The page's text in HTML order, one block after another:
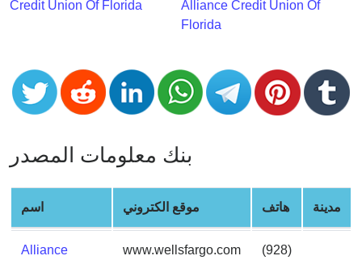
Generator
Credit
Card
Credit
Generator
Random
Credit
Credit Union Of Florida
Alliance Credit Union Of
Florida
بنك معلومات المصدر
اسم موقع الكتروني هاتف مدينة
Alliance
www.wellsfargo.com
(928)